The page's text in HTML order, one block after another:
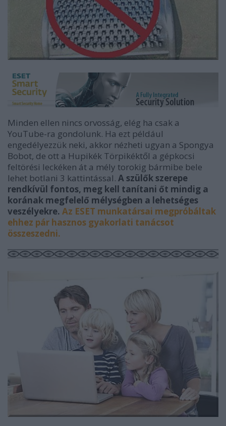
Minden ellen nincs orvosság, elég ha csak a
YouTube-ra gondolunk. Ha ezt például
engedélyezzük neki, akkor nézheti ugyan a Spongya
Bobot, de ott a Hupikék Törpikéktől a gépkocsi
feltörési leckéken át a mély torokig bármibe bele
lehet botlani 3 kattintással. A szülők szerepe
rendkívül fontos, meg kell tanítani őt mindig a
korának megfelelő mélységben a lehetséges
veszélyekre. Az ESET munkatársai megpróbáltak
ehhez pár hasznos gyakorlati tanácsot
összeszedni.